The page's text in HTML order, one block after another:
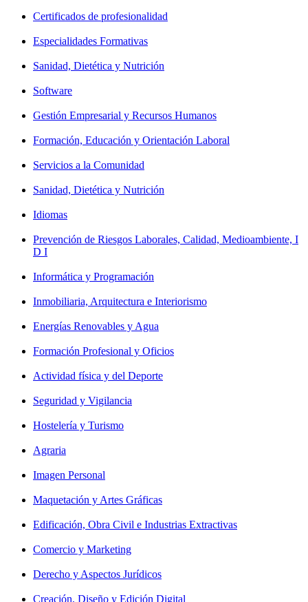
Certificados de profesionalidad
Especialidades Formativas
Sanidad, Dietética y Nutrición
Software
Gestión Empresarial y Recursos Humanos
Formación, Educación y Orientación Laboral
Servicios a la Comunidad
Sanidad, Dietética y Nutrición
Idiomas
Prevención de Riesgos Laborales, Calidad, Medioambiente, I
D I
Informática y Programación
Inmobiliaria, Arquitectura e Interiorismo
Energías Renovables y Agua
Formación Profesional y Oficios
Actividad física y del Deporte
Seguridad y Vigilancia
Hostelería y Turismo
Agraria
Imagen Personal
Maquetación y Artes Gráficas
Edificación, Obra Civil e Industrias Extractivas
Comercio y Marketing
Derecho y Aspectos Jurídicos
Creación, Diseño y Edición Digital